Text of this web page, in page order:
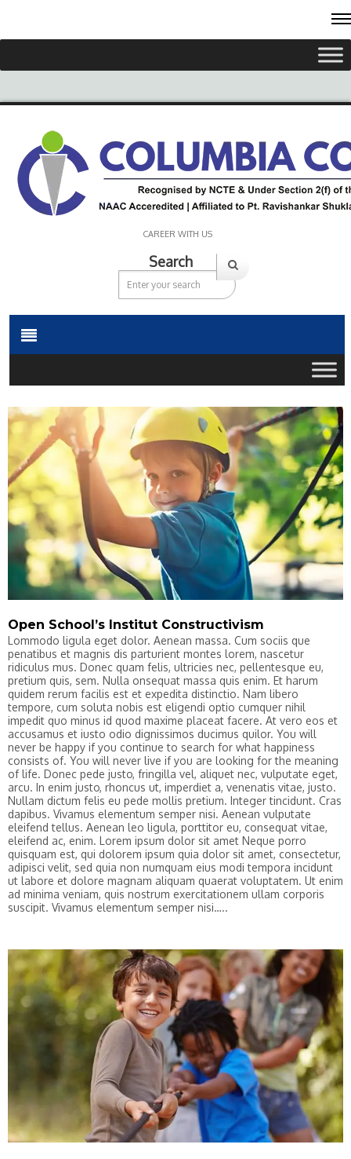
CAREER WITH US
Search
Open School’s Institut Constructivism
Lommodo ligula eget dolor. Aenean massa. Cum sociis que
penatibus et magnis dis parturient montes lorem, nascetur
ridiculus mus. Donec quam felis, ultricies nec, pellentesque eu,
pretium quis, sem. Nulla onsequat massa quis enim. Et harum
quidem rerum facilis est et expedita distinctio. Nam libero
tempore, cum soluta nobis est eligendi optio cumquer nihil
impedit quo minus id quod maxime placeat facere. At vero eos et
accusamus et iusto odio dignissimos ducimus quilor. You will
never be happy if you continue to search for what happiness
consists of. You will never live if you are looking for the meaning
of life. Donec pede justo, fringilla vel, aliquet nec, vulputate eget,
arcu. In enim justo, rhoncus ut, imperdiet a, venenatis vitae, justo.
Nullam dictum felis eu pede mollis pretium. Integer tincidunt. Cras
dapibus. Vivamus elementum semper nisi. Aenean vulputate
eleifend tellus. Aenean leo ligula, porttitor eu, consequat vitae,
eleifend ac, enim. Lorem ipsum dolor sit amet Neque porro
quisquam est, qui dolorem ipsum quia dolor sit amet, consectetur,
adipisci velit, sed quia non numquam eius modi tempora incidunt
ut labore et dolore magnam aliquam quaerat voluptatem. Ut enim
ad minima veniam, quis nostrum exercitationem ullam corporis
suscipit. Vivamus elementum semper nisi…..